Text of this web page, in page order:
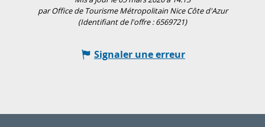
par Office de Tourisme Métropolitain Nice Côte d'Azur
(Identifiant de l'offre :6569721)
Signaler une erreur